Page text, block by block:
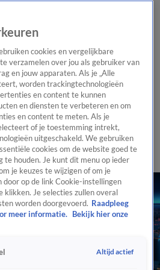
Het beste van Hart
Tip de
WeerTip de redactiePanelVideo's
cookies en vergelijkbare
verzamelen over jou als gebruiker van
en jouw apparaten. Als je „Alle
worden trackingtechnologieën
en content te kunnen
en diensten te verbeteren en om
en content te meten. Als je
of je toestemming intrekt,
uitgeschakeld. We gebruiken
cookies om de website goed te
te houden. Je kunt dit menu op ieder
je keuzes te wijzigen of om je
op de link Cookie-instellingen
klikken. Je selecties zullen overal
worden doorgevoerd. Raadpleeg
meer informatie.
Bekijk hier onze
Altijd actief